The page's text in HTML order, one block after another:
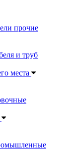
прочие
и труб
места